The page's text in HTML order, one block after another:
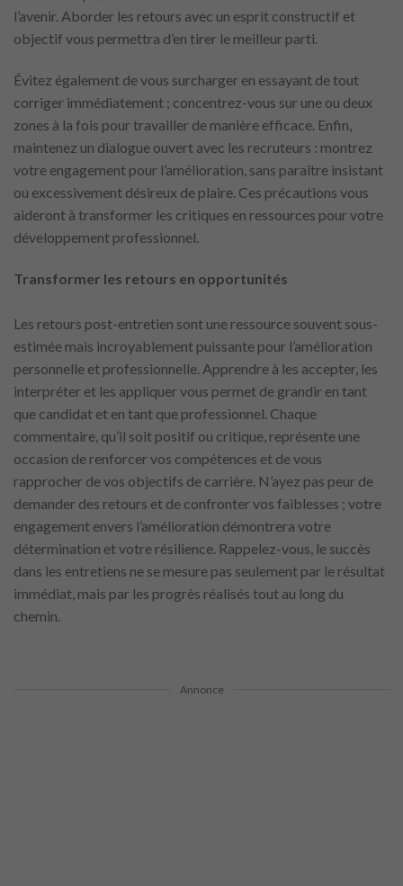
l’avenir. Aborder les retours avec un esprit constructif et
objectif vous permettra d’en tirer le meilleur parti.
Évitez également de vous surcharger en essayant de tout
corriger immédiatement ; concentrez-vous sur une ou deux
zones à la fois pour travailler de manière efficace. Enfin,
maintenez un dialogue ouvert avec les recruteurs : montrez
votre engagement pour l’amélioration, sans paraître insistant
ou excessivement désireux de plaire. Ces précautions vous
aideront à transformer les critiques en ressources pour votre
développement professionnel.
Transformer les retours en opportunités
Les retours post-entretien sont une ressource souvent sous-
estimée mais incroyablement puissante pour l’amélioration
personnelle et professionnelle. Apprendre à les accepter, les
interpréter et les appliquer vous permet de grandir en tant
que candidat et en tant que professionnel. Chaque
commentaire, qu’il soit positif ou critique, représente une
occasion de renforcer vos compétences et de vous
rapprocher de vos objectifs de carrière. N’ayez pas peur de
demander des retours et de confronter vos faiblesses ; votre
engagement envers l’amélioration démontrera votre
détermination et votre résilience. Rappelez-vous, le succès
dans les entretiens ne se mesure pas seulement par le résultat
immédiat, mais par les progrès réalisés tout au long du
chemin.
Annonce